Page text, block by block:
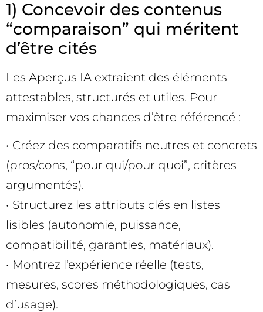
1) Concevoir des contenus
“comparaison” qui méritent
d’être cités
Les Aperçus IA extraient des éléments
attestables, structurés et utiles. Pour
maximiser vos chances d’être référencé :
• Créez des comparatifs neutres et concrets
(pros/cons, “pour qui/pour quoi”, critères
argumentés).
• Structurez les attributs clés en listes
lisibles (autonomie, puissance,
compatibilité, garanties, matériaux).
• Montrez l’expérience réelle (tests,
mesures, scores méthodologiques, cas
d’usage).